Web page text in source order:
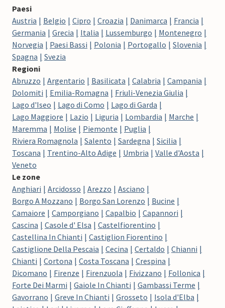
Paesi
Austria
Belgio Cipro Croazia Danimarca
Francia
Germania
Grecia Italia Lussemburgo
Montenegro
Norvegia
Paesi Bassi Polonia Portogallo
Slovenia
Spagna
Svezia
Regioni
Abruzzo
Argentario Basilicata Calabria
Campania
Dolomiti
Emilia-Romagna
Friuli-Venezia Giulia
Lago d'Iseo
Lago di Como
Lago di Garda
Lago Maggiore
Lazio Liguria Lombardia
Marche
Maremma
Molise Piemonte
Puglia
Riviera Romagnola
Salento Sardegna
Sicilia
Toscana
Trentino-Alto Adige Umbria
Valle d'Aosta
Veneto
Le zone
Anghiari
Arcidosso Arezzo
Asciano
Borgo A Mozzano
Borgo San Lorenzo
Bucine
Camaiore
Camporgiano Capalbio
Capannori
Cascina
Casole d' Elsa
Castelfiorentino
Castellina In Chianti
Castiglion Fiorentino
Castiglione Della Pescaia
Cecina Certaldo
Chianni
Chianti
Cortona Costa Toscana
Crespina
Dicomano
Firenze Firenzuola Fivizzano
Follonica
Forte Dei Marmi
Gaiole In Chianti
Gambassi Terme
Gavorrano
Greve In Chianti Grosseto
Isola d'Elba